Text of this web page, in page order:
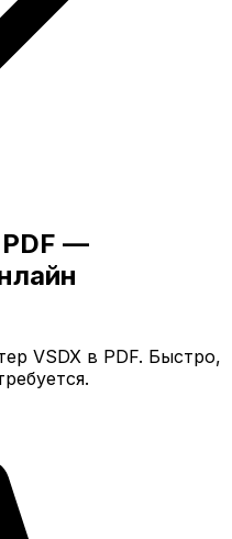
PDF —
VSDX в PDF. Быстро,